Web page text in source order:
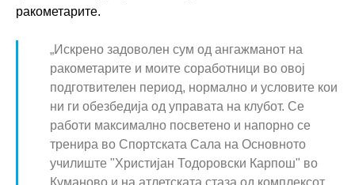
ракометарите.
„Искрено задоволен сум од ангажманот на
ракометарите и моите соработници во овој
подготвителен период, нормално и условите кои
ни ги обезбедија од управата на клубот. Се
работи максимално посветено и напорно се
тренира во Спортската Сала на Основното
училиште "Христијан Тодоровски Карпош" во
Куманово и на атлетската стаза од комплексот